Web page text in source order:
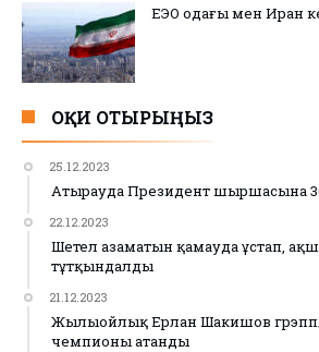
ЕЭО одағы мен Иран
ОҚИ ОТЫРЫҢЫЗ
25.12.2023
Атырауда Президент шыршасына
22.12.2023
Шетел азаматын қамауда ұстап,
тұтқындалды
21.12.2023
Жылыойлық Ерлан Шакишов
чемпионы атанды